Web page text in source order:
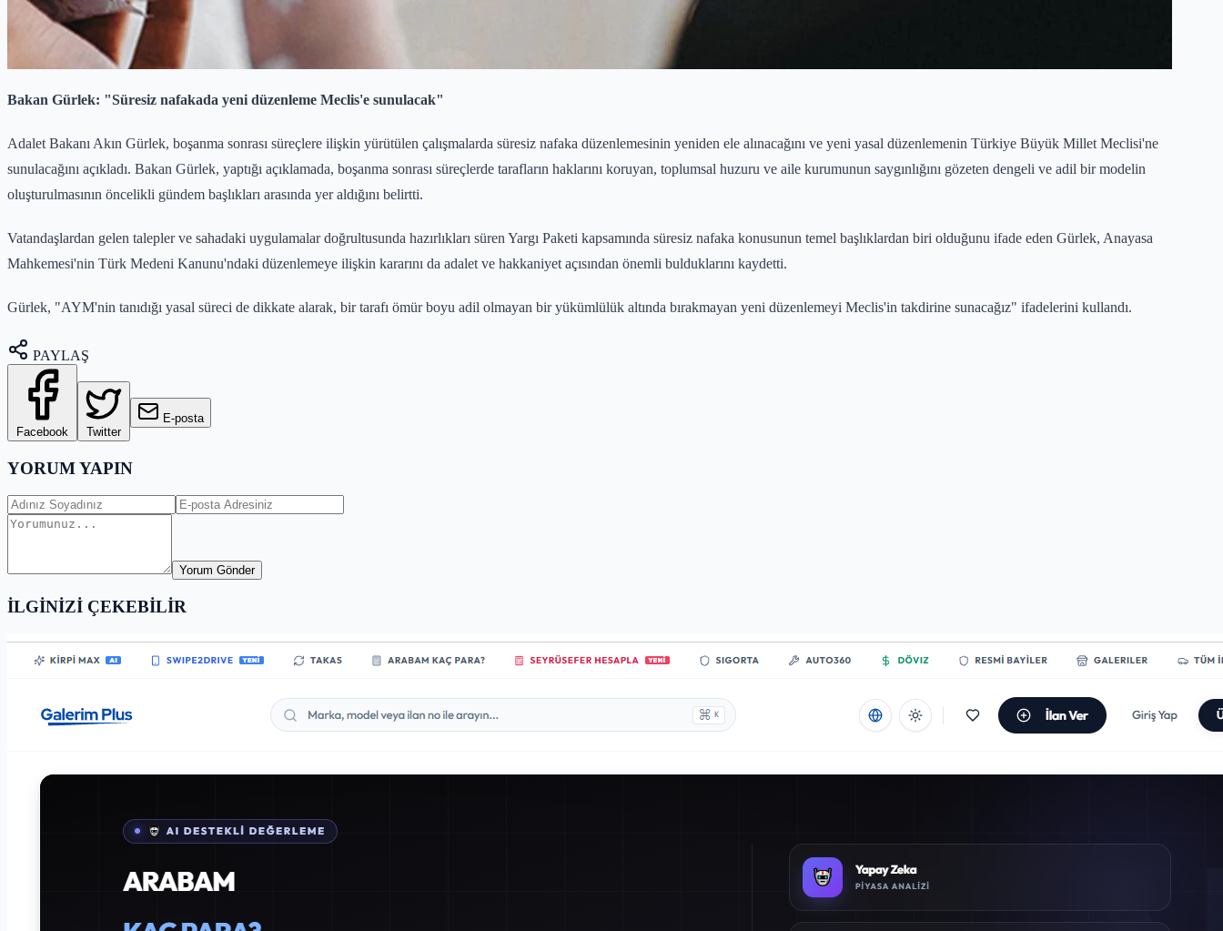
Bakan Gürlek: "Süresiz nafakada yeni düzenleme Meclis'e sunulacak"
Adalet Bakanı Akın Gürlek, boşanma sonrası süreçlere ilişkin yürütülen çalışmalarda süresiz nafaka düzenlemesinin yeniden ele alınacağını ve yeni yasal düzenlemenin Türkiye Büyük Millet Meclisi'ne
sunulacağını açıkladı. Bakan Gürlek, yaptığı açıklamada, boşanma sonrası süreçlerde tarafların haklarını koruyan, toplumsal huzuru ve aile kurumunun saygınlığını gözeten dengeli ve adil bir modelin
oluşturulmasının öncelikli gündem başlıkları arasında yer aldığını belirtti.
Vatandaşlardan gelen talepler ve sahadaki uygulamalar doğrultusunda hazırlıkları süren Yargı Paketi kapsamında süresiz nafaka konusunun temel başlıklardan biri olduğunu ifade eden Gürlek, Anayasa
Mahkemesi'nin Türk Medeni Kanunu'ndaki düzenlemeye ilişkin kararını da adalet ve hakkaniyet açısından önemli bulduklarını kaydetti.
Gürlek, "AYM'nin tanıdığı yasal süreci de dikkate alarak, bir tarafı ömür boyu adil olmayan bir yükümlülük altında bırakmayan yeni düzenlemeyi Meclis'in takdirine sunacağız" ifadelerini kullandı.
PAYLAŞ
Facebook Twitter
E-posta
YORUM YAPIN
Yorum Gönder
İLGİNİZİ ÇEKEBİLİR